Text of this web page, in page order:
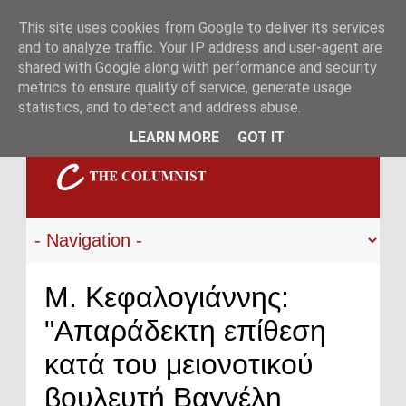
Μ. Κεφαλογιάννης:
"Απαράδεκτη επίθεση
κατά του μειονοτικού
βουλευτή Βαγγέλη
This site uses cookies from Google to deliver its services
and to analyze traffic. Your IP address and user-agent are
shared with Google along with performance and security
metrics to ensure quality of service, generate usage
statistics, and to detect and address abuse.
LEARN MORE
GOT IT